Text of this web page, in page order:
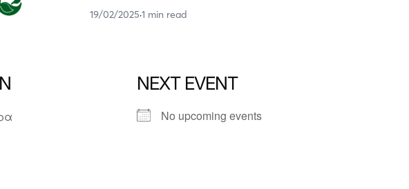
19/02/2025·1 min read
NEXT EVENT
No upcoming events